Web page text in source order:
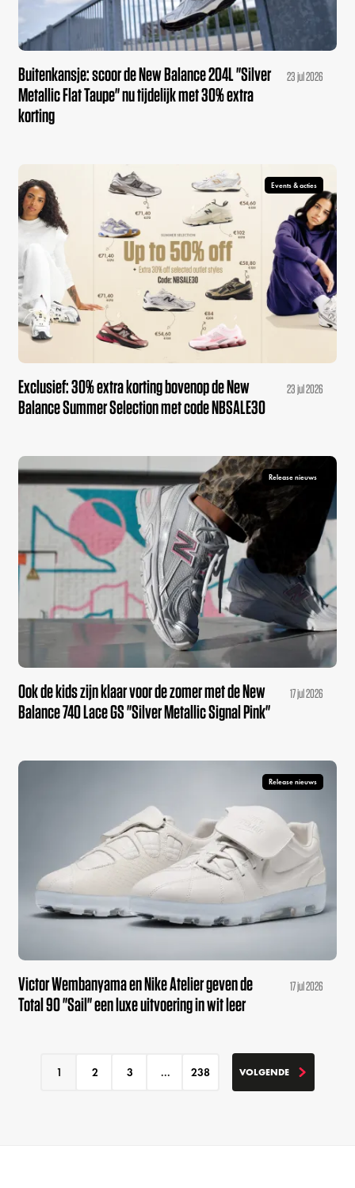
Buitenkansje: scoor de New Balance 204L "Silver
Metallic Flat Taupe" nu tijdelijk met 30% extra
korting
23 jul 2026
Events & acties
Exclusief: 30% extra korting bovenop de New
Balance Summer Selection met code NBSALE30
23 jul 2026
Release nieuws
Ook de kids zijn klaar voor de zomer met de New
Balance 740 Lace GS "Silver Metallic Signal Pink"
17 jul 2026
Release nieuws
Victor Wembanyama en Nike Atelier geven de
Total 90 "Sail" een luxe uitvoering in wit leer
17 jul 2026
1 2 3 ... 238 VOLGENDEVOLGENDE